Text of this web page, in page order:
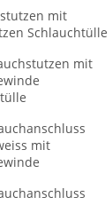
mit
Schlauchtülle
mit
mit